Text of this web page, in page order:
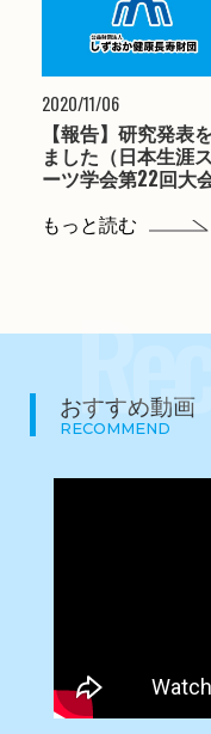
2020/11/06
【報告】研究発表
ました（日本生涯
ーツ学会第22回大
もっと読む
おすすめ動画
RECOMMEND